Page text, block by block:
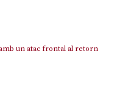
un atac frontal al retorn